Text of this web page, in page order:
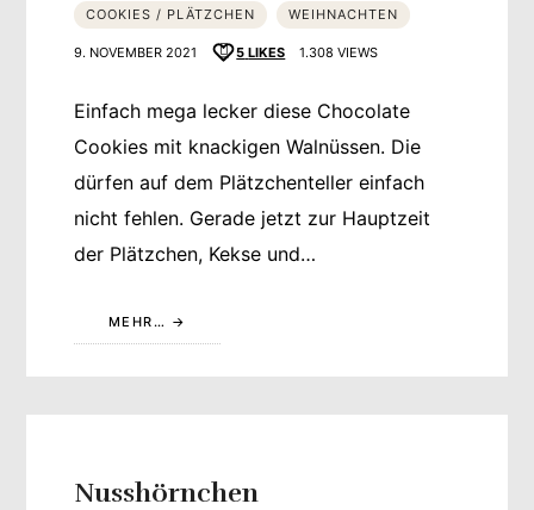
COOKIES / PLÄTZCHEN WEIHNACHTEN
9. NOVEMBER 2021 5 LIKES 1.308 VIEWS
Einfach mega lecker diese Chocolate
Cookies mit knackigen Walnüssen. Die
dürfen auf dem Plätzchenteller einfach
nicht fehlen. Gerade jetzt zur Hauptzeit
der Plätzchen, Kekse und…
MEHR…
Nusshörnchen